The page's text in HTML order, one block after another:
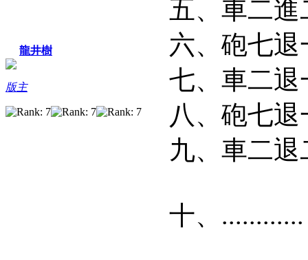
龍井樹
版主
五、車二
六、砲七
七、車二
八、砲七
九、車二
十、